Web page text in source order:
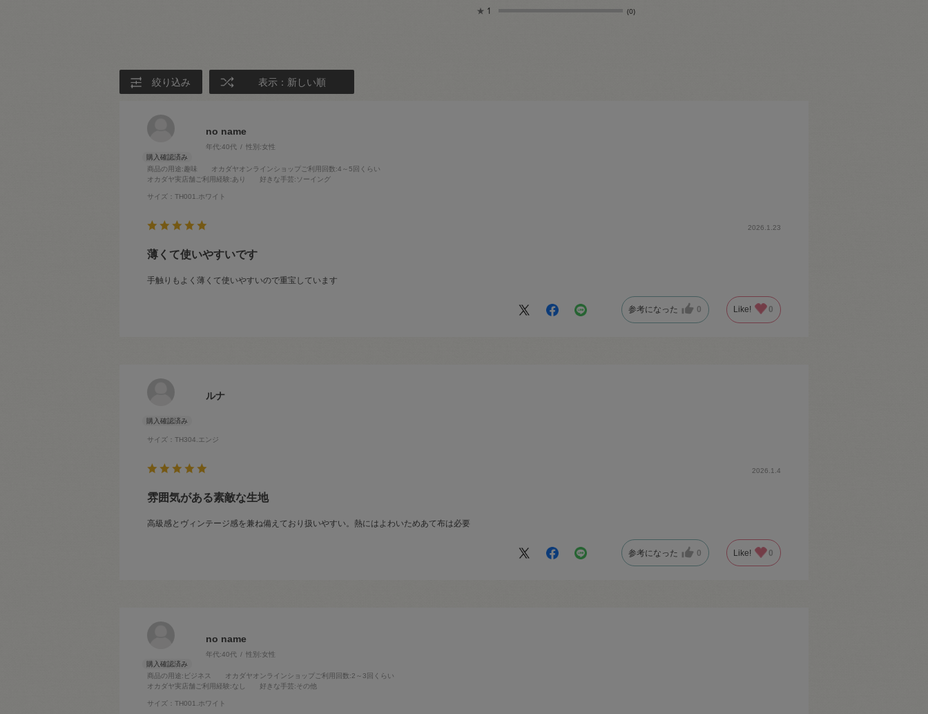
★ 1 (0)
絞り込み 表示：新しい順
no name
年代:40代 性別:女性
商品の用途:趣味 オカダヤオンラインショップご利用回数:4～5回くらい
オカダヤ実店舗ご利用経験:あり 好きな手芸:ソーイング
サイズ：TH001.ホワイト
2026.1.23
薄くて使いやすいです
手触りもよく薄くて使いやすいので重宝しています
参考になった 0 Like! 0
ルナ
サイズ：TH304.エンジ
2026.1.4
雰囲気がある素敵な生地
高級感とヴィンテージ感を兼ね備えており扱いやすい。熱にはよわいためあて布は必要
参考になった 0 Like! 0
no name
年代:40代 性別:女性
商品の用途:ビジネス オカダヤオンラインショップご利用回数:2～3回くらい
オカダヤ実店舗ご利用経験:なし 好きな手芸:その他
サイズ：TH001.ホワイト